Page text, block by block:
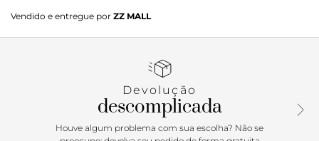
bico redondo, feito em material similar ao couro, com
shape mais largo e detalhe de bridão metálico.
Porque Apostar: Inspirado no guarda-roupas masculino, o
básica com shape mais largo, ideal para elevar os seus
looks do dia a dia. Com aplicação de bridão metálico, é o
modelo perfeito para quebrar a monotonia do seu visual de
Vendido e entregue por ZZ MALL
Devolução
descomplicada
Houve algum problema com sua escolha? Não se